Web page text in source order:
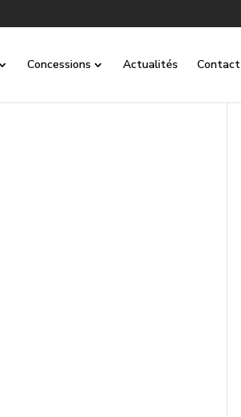
Concessions Actualités Contact